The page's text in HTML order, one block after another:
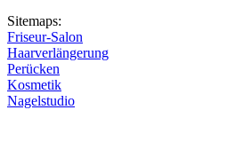
Sitemaps:
Friseur-Salon
Haarverlängerung
Perücken
Kosmetik
Nagelstudio